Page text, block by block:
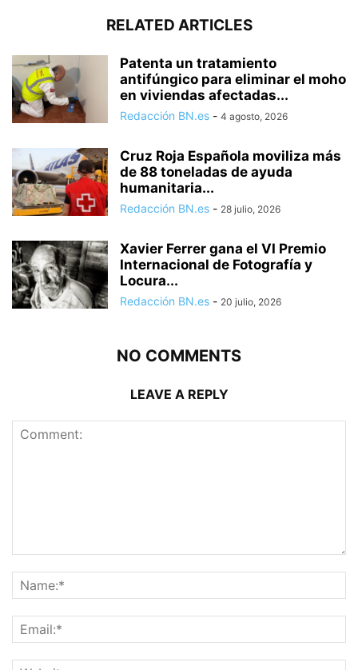
RELATED ARTICLES
Patenta un tratamiento
antifúngico para eliminar el moho
en viviendas afectadas...
Redacción BN.es - 4 agosto, 2026
Cruz Roja Española moviliza más
de 88 toneladas de ayuda
humanitaria...
Redacción BN.es - 28 julio, 2026
Xavier Ferrer gana el VI Premio
Internacional de Fotografía y
Locura...
Redacción BN.es - 20 julio, 2026
NO COMMENTS
LEAVE A REPLY